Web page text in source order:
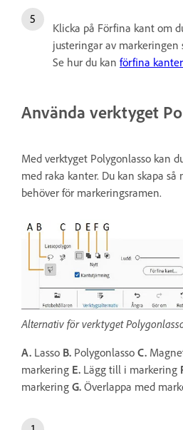
Klicka på Förfina kant om
justeringar av
Se hur du kan förfina
Använda verktyget
Med verktyget Polygonlasso kan
med raka kanter. Du kan skapa
behöver för markeringsramen.
Alternativ för verktyget
A. Lasso B. Polygonlasso C.
markering E. Lägg till i markering
markering G. Överlappa med